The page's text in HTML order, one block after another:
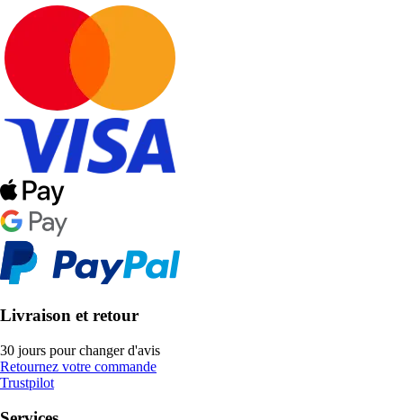
Livraison et retour
30 jours pour changer d'avis
Retournez votre commande
Trustpilot